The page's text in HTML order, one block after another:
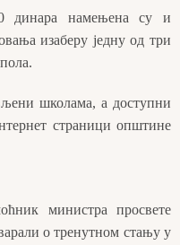
динара намењена су и
изаберу једну од три
школама, а доступни
страници општине
министра просвете
о тренутном стању у